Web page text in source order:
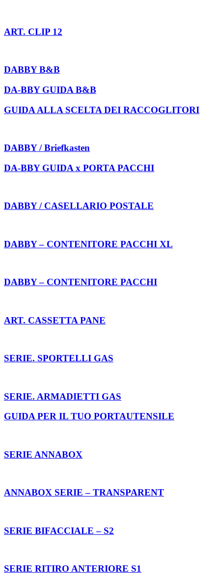
ART. CLIP 12
DABBY B&B
DA-BBY GUIDA B&B
GUIDA ALLA SCELTA DEI RACCOGLITORI
DABBY / Briefkasten
DA-BBY GUIDA x PORTA PACCHI
DABBY / CASELLARIO POSTALE
DABBY – CONTENITORE PACCHI XL
DABBY – CONTENITORE PACCHI
ART. CASSETTA PANE
SERIE. SPORTELLI GAS
SERIE. ARMADIETTI GAS
GUIDA PER IL TUO PORTAUTENSILE
SERIE ANNABOX
ANNABOX SERIE – TRANSPARENT
SERIE BIFACCIALE – S2
SERIE RITIRO ANTERIORE S1